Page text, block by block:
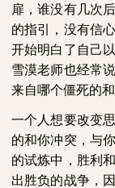
扉，谁没有几次
的指引，没有信
开始明白了自己
雪漠老师也经常
来自哪个僵死的
一个人想要改变
的和你冲突，与
的试炼中，胜利
出胜负的战争，